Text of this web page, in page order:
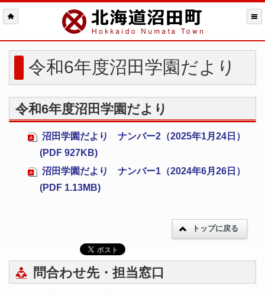
令和6年度沼田学園だより
令和6年度沼田学園だより
沼田学園だより ナンバー2（2025年1月24日）
(PDF 927KB)
沼田学園だより ナンバー1（2024年6月26日）
(PDF 1.13MB)
トップに戻る
問合わせ先・担当窓口